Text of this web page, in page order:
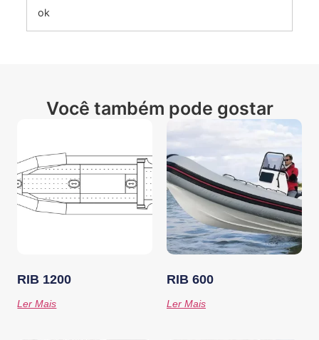
ok
Você também pode gostar
RIB 1200
Ler Mais
RIB 600
Ler Mais